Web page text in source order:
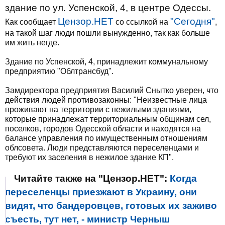
здание по ул. Успенской, 4, в центре Одессы.
Как сообщает Цензор.НЕТ со ссылкой на "Сегодня",
на такой шаг люди пошли вынужденно, так как больше
им жить негде.
Здание по Успенской, 4, принадлежит коммунальному
предприятию "Облтрансбуд".
Замдиректора предприятия Василий Снытко уверен, что
действия людей противозаконны: "Неизвестные лица
проживают на территории с нежилыми зданиями,
которые принадлежат территориальным общинам сел,
поселков, городов Одесской области и находятся на
балансе управления по имущественным отношениям
облсовета. Люди представляются переселенцами и
требуют их заселения в нежилое здание КП".
Читайте также на "Цензор.НЕТ": Когда
переселенцы приезжают в Украину, они
видят, что бандеровцев, готовых их заживо
съесть, тут нет, - министр Черныш